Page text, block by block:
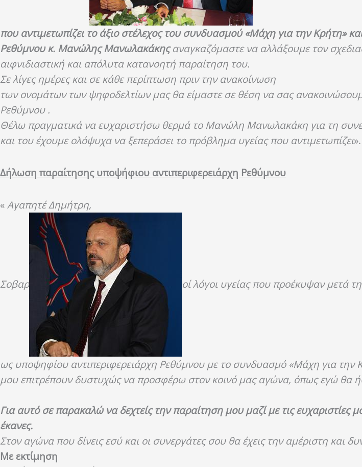
που αντιμετωπίζει το άξιο στέλεχος του συνδυασμού «Μάχη για την Κρήτη»
Ρεθύμνου κ. Μανώλης Μανωλακάκηςαναγκαζόμαστε να αλλάξουμε τον
αιφνιδιαστική και απόλυτα κατανοητή παραίτηση του.
Σε λίγες ημέρες και σε κάθε περίπτωση πριν την ανακοίνωση
των ονομάτων των ψηφοδελτίων μας θα είμαστε σε θέση να σας
Ρεθύμνου .
Θέλω πραγματικά να ευχαριστήσω θερμά το Μανώλη Μανωλακάκη για τη
και του έχουμε ολόψυχα να ξεπεράσει το πρόβλημα υγείας που αντιμετωπίζει».
Δήλωση παραίτησης υποψήφιου αντιπεριφερειάρχη Ρεθύμνου
«Αγαπητέ Δημήτρη,
Σοβαρ οί λόγοι υγείας που προέκυψαν μετά
ως υποψηφίου αντιπεριφερειάρχη Ρεθύμνου με το συνδυασμό «Μάχη για την
μου επιτρέπουν δυστυχώς να προσφέρω στον κοινό μας αγώνα, όπως εγώ θα
Για αυτό σε παρακαλώ να δεχτείς την παραίτηση μου μαζί με τις ευχαριστίες
έκανες.
Στον αγώνα που δίνεις εσύ και οι συνεργάτες σου θα έχεις την αμέριστη και
Με εκτίμηση